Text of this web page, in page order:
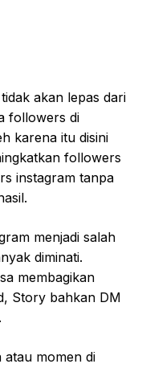
akan lepas dari
followers di
karena itu disini
followers
instagram tanpa
menjadi salah
diminati.
membagikan
Story bahkan DM
atau momen di